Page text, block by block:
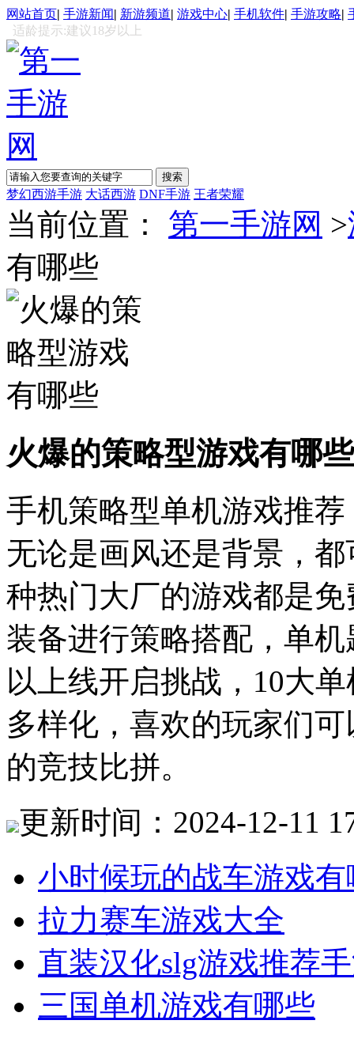
网站首页| 手游新闻| 新游频道| 游戏中心| 手机软件| 手游攻略|
适龄提示:建议18岁以上
梦幻西游手游 大话西游 DNF手游 王者荣耀
当前位置： 第一手游网 >
有哪些
火爆的策略型游戏有哪些
手机策略型单机游戏推
无论是画风还是背景，
种热门大厂的游戏都是
装备进行策略搭配，单
以上线开启挑战，10大
多样化，喜欢的玩家们
的竞技比拼。
更新时间：2024-12-11
小时候玩的战车游戏有
拉力赛车游戏大全
直装汉化slg游戏推荐
三国单机游戏有哪些